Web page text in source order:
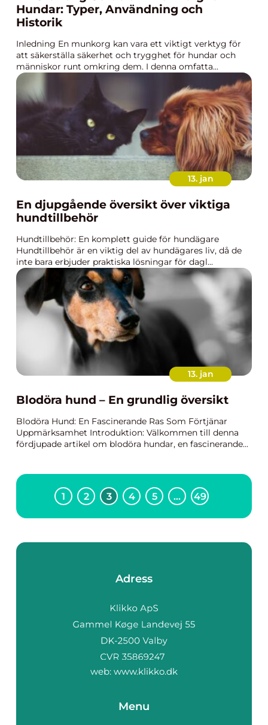
Hundar: Typer, Användning och
Historik
Inledning En munkorg kan vara ett viktigt verktyg för
att säkerställa säkerhet och trygghet för hundar och
människor runt omkring dem. I denna omfatta...
13. jan
En djupgående översikt över viktiga
hundtillbehör
Hundtillbehör: En komplett guide för hundägare
Hundtillbehör är en viktig del av hundägares liv, då de
inte bara erbjuder praktiska lösningar för dagl...
13. jan
Blodöra hund – En grundlig översikt
Blodöra Hund: En Fascinerande Ras Som Förtjänar
Uppmärksamhet Introduktion: Välkommen till denna
fördjupade artikel om blodöra hundar, en fascinerande...
1 2 3 4 5 … 49
Adress
web: www.klikko.dk
Menu